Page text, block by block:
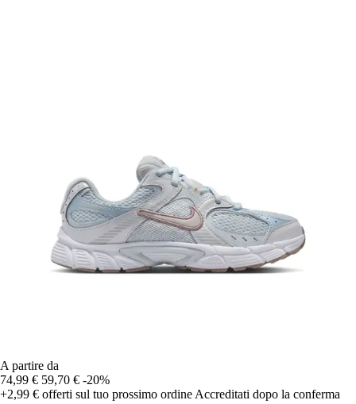
A partire da
74,99 € 59,70 € -20%
+2,99 € offerti sul tuo prossimo ordine Accreditati dopo la conferma